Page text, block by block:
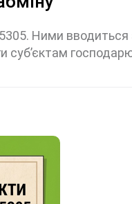
Ними вводиться